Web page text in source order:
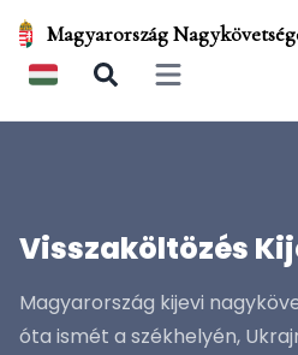
Magyarország
Open main menu
Visszaköltözés
Magyarország kijevi
óta ismét a székhelyén,